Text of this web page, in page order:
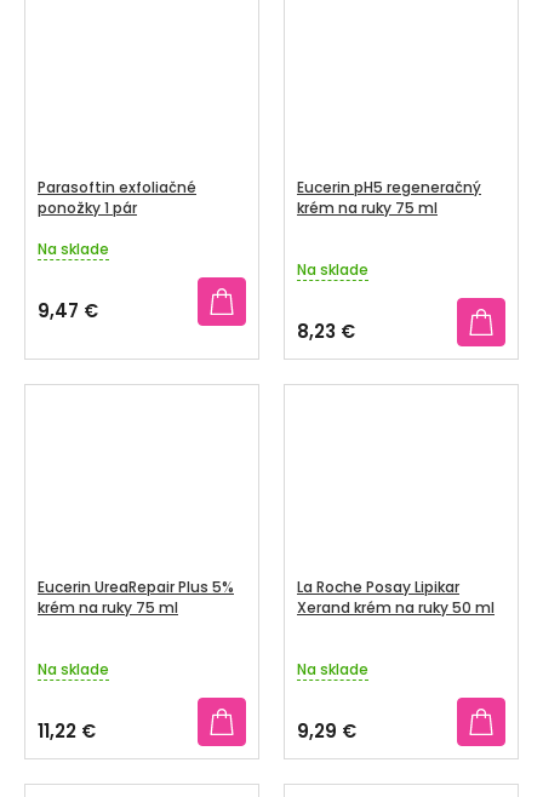
Parasoftin exfoliačné
ponožky 1 pár
Priemerné
produktu
je
z
5
Na sklade
9,47 €
Eucerin pH5 regeneračný
krém na ruky 75 ml
Na sklade
8,23 €
Eucerin UreaRepair Plus 5%
krém na ruky 75 ml
Na sklade
11,22 €
La Roche Posay Lipikar
Xerand krém na ruky 50 ml
Na sklade
9,29 €